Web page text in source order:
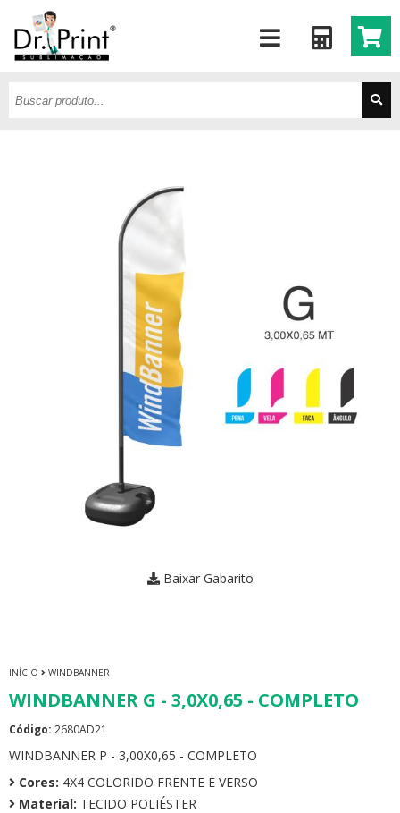
Baixar Gabarito
INÍCIO WINDBANNER
WINDBANNER G - 3,0X0,65 - COMPLETO
Código: 2680AD21
WINDBANNER P - 3,00X0,65 - COMPLETO
Cores: 4X4 COLORIDO FRENTE E VERSO
Material: TECIDO POLIÉSTER